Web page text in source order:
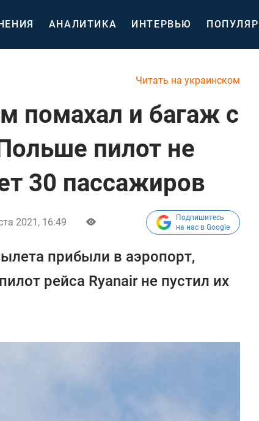
АНАЛИТИКА ИНТЕРВЬЮ
Читать на украинском
помахал и багаж с
пилот не
30 пассажиров
2021, 16:49
Подпишитесь
на нас в Google
прибыли в аэропорт,
рейса Ryanair не пустил их